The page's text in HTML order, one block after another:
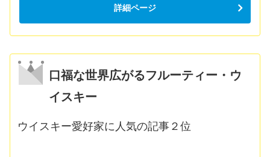
詳細ページ
口福な世界広がるフルーティー・ウ
イスキー
ウイスキー愛好家に人気の記事２位